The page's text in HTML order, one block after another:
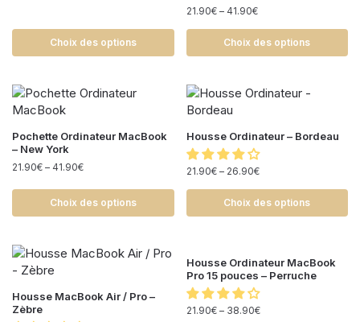
Choix des options
21.90€– 41.90€
Choix des options
Pochette Ordinateur MacBook
– New York
21.90€ – 41.90€
Choix des options
Housse Ordinateur – Bordeau
21.90€– 26.90€
Choix des options
Housse MacBook Air / Pro –
Zèbre
Housse Ordinateur MacBook
Pro 15 pouces – Perruche
21.90€– 38.90€